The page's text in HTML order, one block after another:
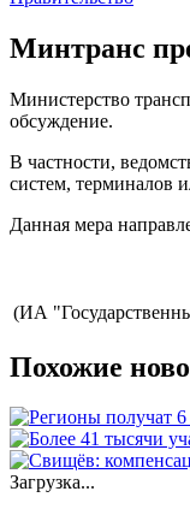
Минтранс
Министерство
обсуждение.
В частности,
систем, терминалов
Данная мера
(ИА
Похожие
Загрузка...